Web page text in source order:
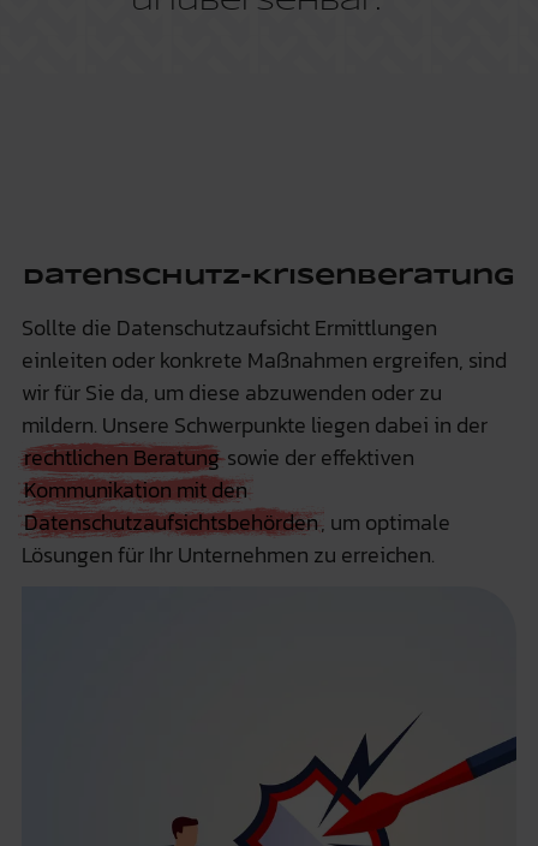
Datenschutz-Krisenberatung
Sollte die Datenschutzaufsicht Ermittlungen
einleiten oder konkrete Maßnahmen ergreifen, sind
wir für Sie da, um diese abzuwenden oder zu
mildern. Unsere Schwerpunkte liegen dabei in der
rechtlichen Beratungsowie der effektiven
Kommunikation mit den
Datenschutzaufsichtsbehörden, um optimale
Lösungen für Ihr Unternehmen zu erreichen.